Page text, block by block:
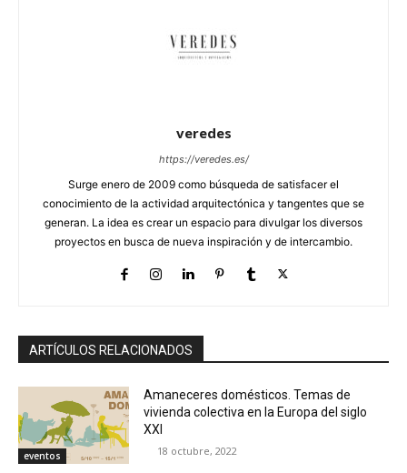
veredes
https://veredes.es/
Surge enero de 2009 como búsqueda de satisfacer el
conocimiento de la actividad arquitectónica y tangentes que se
generan. La idea es crear un espacio para divulgar los diversos
proyectos en busca de nueva inspiración y de intercambio.
ARTÍCULOS RELACIONADOS
eventos
Amaneceres domésticos. Temas de
vivienda colectiva en la Europa del siglo
XXI
18 octubre, 2022